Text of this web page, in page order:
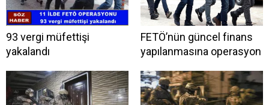
93 vergi müfettişi
yakalandı
FETÖ’nün güncel finans
yapılanmasına operasyon